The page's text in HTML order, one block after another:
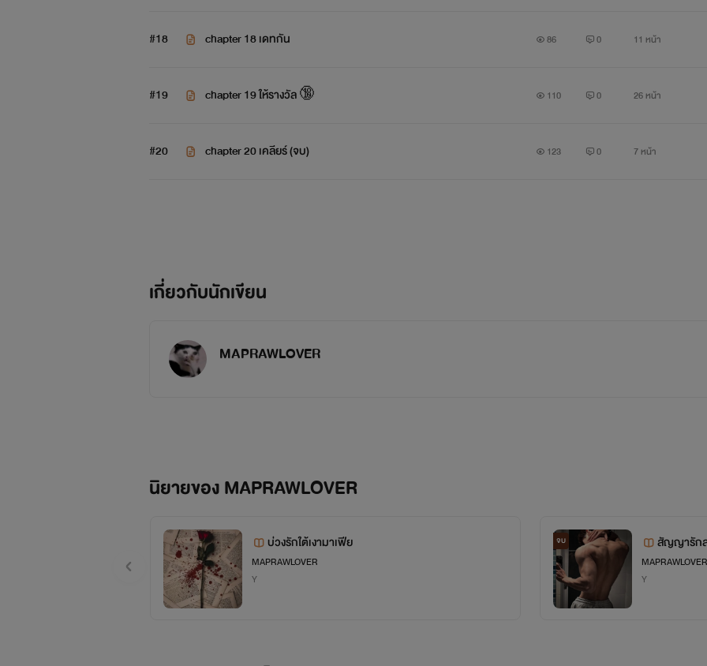
#18 chapter 18 เดทกัน 86 0 11 หน้า
#19 chapter 19 ให้รางวัล 🔞 110 0 26 หน้า
#20 chapter 20 เคลียร์ (จบ) 123 0 7 หน้า
เกี่ยวกับนักเขียน
MAPRAWLOVER
นิยายของ MAPRAWLOVER
บ่วงรักใต้เงามาเฟีย
MAPRAWLOVER
Y
จบ สัญญารักล
MAPRAWLOVER
Y